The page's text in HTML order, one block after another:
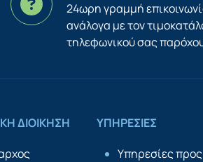
24ωρη γραμμή
ανάλογα με τον
τηλεφωνικού σας
ΔΙΟΙΚΗΣΗ
ΥΠΗΡΕΣΙΕΣ
Υπηρεσίες προς